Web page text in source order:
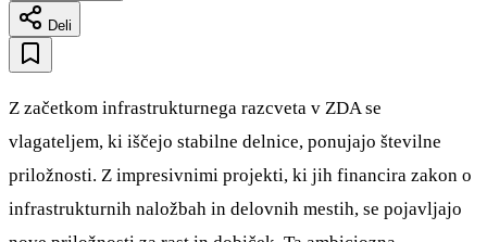
Deli
Z začetkom infrastrukturnega razcveta v ZDA se
vlagateljem, ki iščejo stabilne delnice, ponujajo številne
priložnosti. Z impresivnimi projekti, ki jih financira zakon o
infrastrukturnih naložbah in delovnih mestih, se pojavljajo